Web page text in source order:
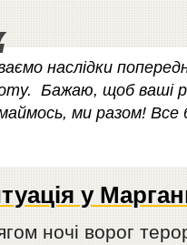
наслідки
Бажаю, щоб ваші
ми разом! Все
у
ночі ворог